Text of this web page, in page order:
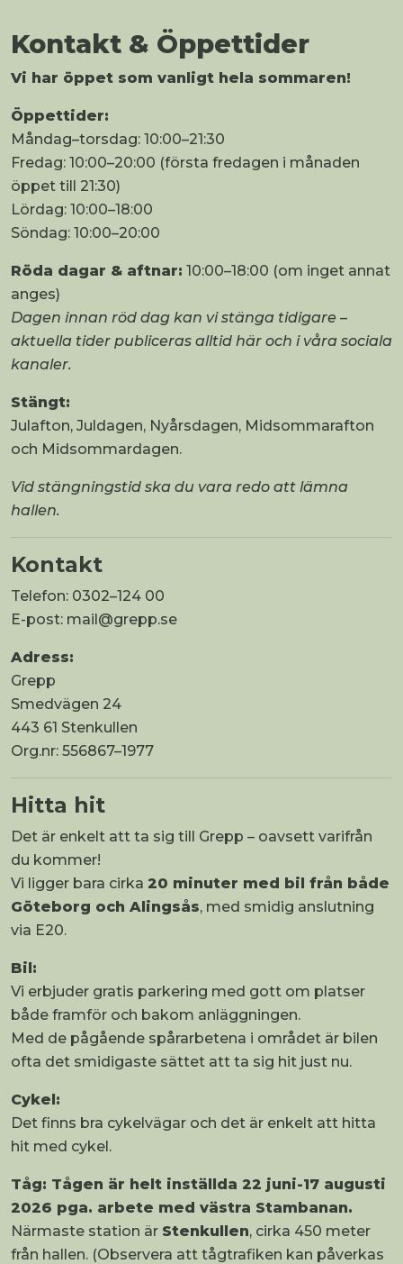
Kontakt & Öppettider
Vi har öppet som vanligt hela sommaren!
Öppettider:
Måndag–torsdag: 10:00–21:30
Fredag: 10:00–20:00 (första fredagen i månaden
öppet till 21:30)
Lördag: 10:00–18:00
Söndag: 10:00–20:00
Röda dagar & aftnar: 10:00–18:00 (om inget annat
anges)
Dagen innan röd dag kan vi stänga tidigare –
aktuella tider publiceras alltid här och i våra sociala
kanaler.
Stängt:
Julafton, Juldagen, Nyårsdagen, Midsommarafton
och Midsommardagen.
Vid stängningstid ska du vara redo att lämna
hallen.
Kontakt
Telefon: 0302–124 00
E-post: mail@grepp.se
Adress:
Grepp
Smedvägen 24
443 61 Stenkullen
Org.nr: 556867–1977
Hitta hit
Det är enkelt att ta sig till Grepp – oavsett varifrån
du kommer!
Vi ligger bara cirka 20 minuter med bil från både
Göteborg och Alingsås, med smidig anslutning
via E20.
Bil:
Vi erbjuder gratis parkering med gott om platser
både framför och bakom anläggningen.
Med de pågående spårarbetena i området är bilen
ofta det smidigaste sättet att ta sig hit just nu.
Cykel:
Det finns bra cykelvägar och det är enkelt att hitta
hit med cykel.
Tåg: Tågen är helt inställda 22 juni-17 augusti
2026 pga. arbete med västra Stambanan.
Närmaste station är Stenkullen, cirka 450 meter
från hallen. (Observera att tågtrafiken kan påverkas